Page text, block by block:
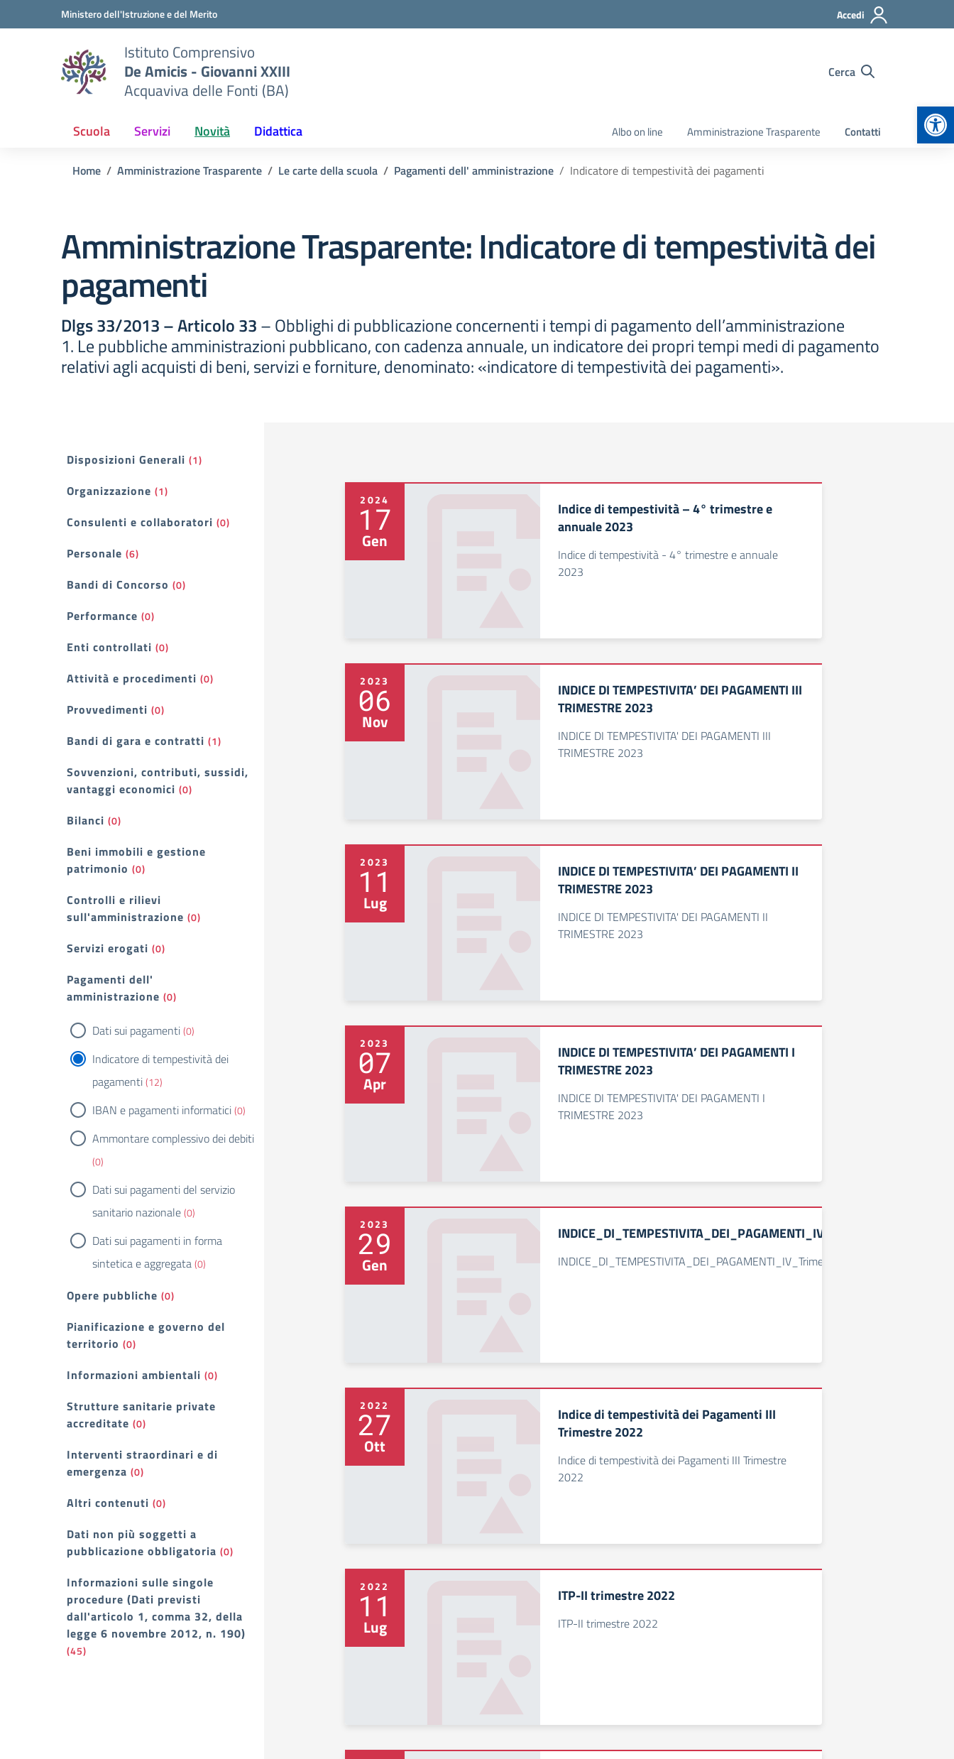
Vai ai contenuti
Vai al menu di navigazioneMinistero dell'Istruzione e del Merito Accedi
Istituto Comprensivo
De Amicis - Giovanni XXIII
Acquaviva delle Fonti (BA)
Cerca
Scuola Servizi Novità Didattica Albo on line Amministrazione Trasparente Contatti
Home Amministrazione Trasparente Le carte della scuola Pagamenti dell' amministrazione Indicatore di tempestività dei pagamenti
Amministrazione Trasparente:Indicatore di tempestività dei
pagamenti
Dlgs 33/2013 – Articolo 33– Obblighi di pubblicazione concernenti i tempi di pagamento dell’amministrazione
1. Le pubbliche amministrazioni pubblicano, con cadenza annuale, un indicatore dei propri tempi medi di pagamento
relativi agli acquisti di beni, servizi e forniture, denominato: «indicatore di tempestività dei pagamenti».
Filtri
Disposizioni Generali (1)
Organizzazione (1)
Consulenti e collaboratori (0)
Personale (6)
Bandi di Concorso (0)
Performance (0)
Enti controllati (0)
Attività e procedimenti (0)
Provvedimenti (0)
Bandi di gara e contratti (1)
Sovvenzioni, contributi, sussidi,
vantaggi economici (0)
Bilanci (0)
Beni immobili e gestione
patrimonio (0)
Controlli e rilievi
sull'amministrazione (0)
Servizi erogati (0)
Pagamenti dell'
amministrazione (0)
Dati sui pagamenti(0)
Indicatore di tempestività dei
pagamenti(12)
IBAN e pagamenti informatici(0)
Ammontare complessivo dei debiti
(0)
Dati sui pagamenti del servizio
sanitario nazionale(0)
Dati sui pagamenti in forma
sintetica e aggregata(0)
Opere pubbliche (0)
Pianificazione e governo del
territorio (0)
Informazioni ambientali (0)
Strutture sanitarie private
accreditate (0)
Interventi straordinari e di
emergenza (0)
Altri contenuti (0)
Dati non più soggetti a
pubblicazione obbligatoria (0)
Informazioni sulle singole
procedure (Dati previsti
dall'articolo 1, comma 32, della
legge 6 novembre 2012, n. 190)
(45)
2024
17
Gen
Indice di tempestività – 4° trimestre e
annuale 2023
Indice di tempestività - 4° trimestre e annuale
2023
2023
06
Nov
INDICE DI TEMPESTIVITA’ DEI PAGAMENTI III
TRIMESTRE 2023
INDICE DI TEMPESTIVITA' DEI PAGAMENTI III
TRIMESTRE 2023
2023
11
Lug
INDICE DI TEMPESTIVITA’ DEI PAGAMENTI II
TRIMESTRE 2023
INDICE DI TEMPESTIVITA' DEI PAGAMENTI II
TRIMESTRE 2023
2023
07
Apr
INDICE DI TEMPESTIVITA’ DEI PAGAMENTI I
TRIMESTRE 2023
INDICE DI TEMPESTIVITA' DEI PAGAMENTI I
TRIMESTRE 2023
2023
29
Gen INDICE_DI_TEMPESTIVITA_DEI_PAGAMENTI_IV_Trimestre_e_Annuale_2022
2022
27
Ott
Indice di tempestività dei Pagamenti III
Trimestre 2022
Indice di tempestività dei Pagamenti III Trimestre
2022
2022
11
Lug
ITP-II trimestre 2022
ITP-II trimestre 2022